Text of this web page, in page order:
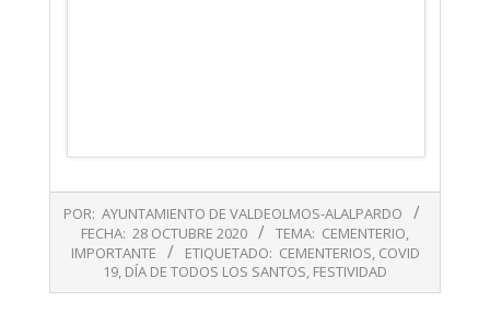
10-
POR: AYUNTAMIENTO DE VALDEOLMOS-ALALPARDO
FECHA: 28 OCTUBRE 2020 TEMA: CEMENTERIO,
IMPORTANTE
ETIQUETADO: CEMENTERIOS, COVID
19, DÍA DE TODOS LOS SANTOS, FESTIVIDAD